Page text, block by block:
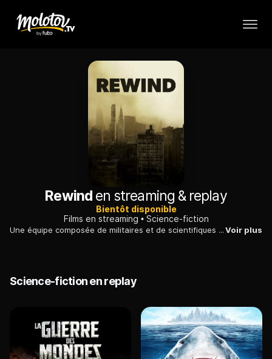
Rewinden streaming & replay
Bientôt disponible
Films en streaming
Science-fiction
Une équipe composée de militaires et de scientifiques entreprend un voyage dans le temps dans l'espoir d'empêcher une attaque terroriste dévastatrice.Voir plus
Science-fiction en replay